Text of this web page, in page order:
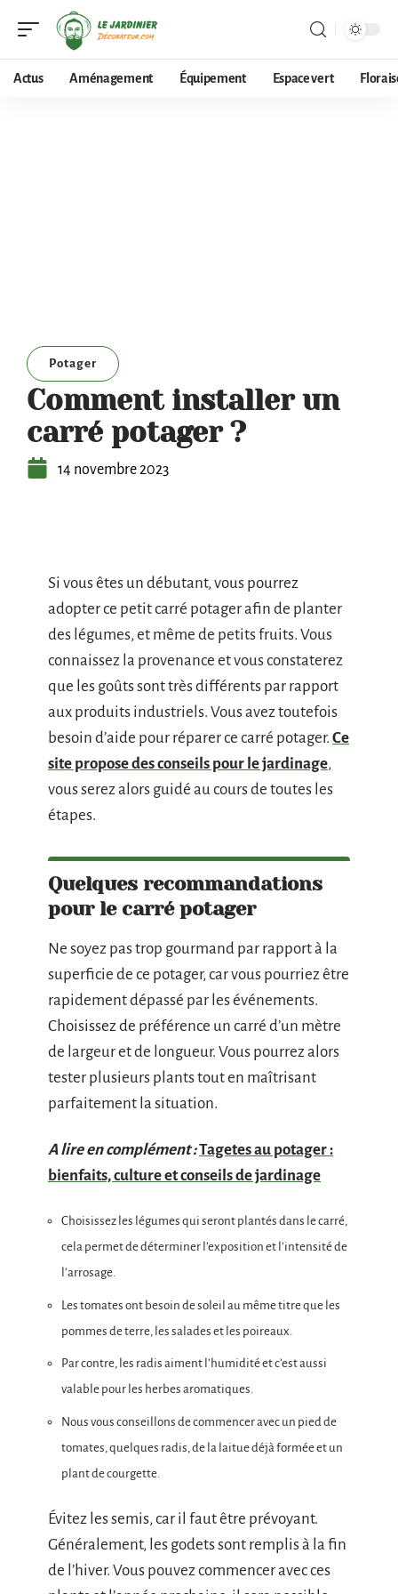
Actus Aménagement Équipement Espace vert
Potager
Comment installer un
carré potager ?
14 novembre 2023
Si vous êtes un débutant, vous pourrez
adopter ce petit carré potager afin de planter
des légumes, et même de petits fruits. Vous
connaissez la provenance et vous constaterez
que les goûts sont très différents par rapport
aux produits industriels. Vous avez toutefois
besoin d’aide pour réparer ce carré potager. Ce
site propose des conseils pour le jardinage,
vous serez alors guidé au cours de toutes les
étapes.
Quelques recommandations
pour le carré potager
Ne soyez pas trop gourmand par rapport à la
superficie de ce potager, car vous pourriez être
rapidement dépassé par les événements.
Choisissez de préférence un carré d’un mètre
de largeur et de longueur. Vous pourrez alors
tester plusieurs plants tout en maîtrisant
parfaitement la situation.
A lire en complément :Tagetes au potager :
bienfaits, culture et conseils de jardinage
Choisissez les légumes qui seront plantés dans le carré,
cela permet de déterminer l’exposition et l’intensité de
l’arrosage.
Les tomates ont besoin de soleil au même titre que les
pommes de terre, les salades et les poireaux.
Par contre, les radis aiment l’humidité et c’est aussi
valable pour les herbes aromatiques.
Nous vous conseillons de commencer avec un pied de
tomates, quelques radis, de la laitue déjà formée et un
plant de courgette.
Évitez les semis, car il faut être prévoyant.
Généralement, les godets sont remplis à la fin
de l’hiver. Vous pouvez commencer avec ces